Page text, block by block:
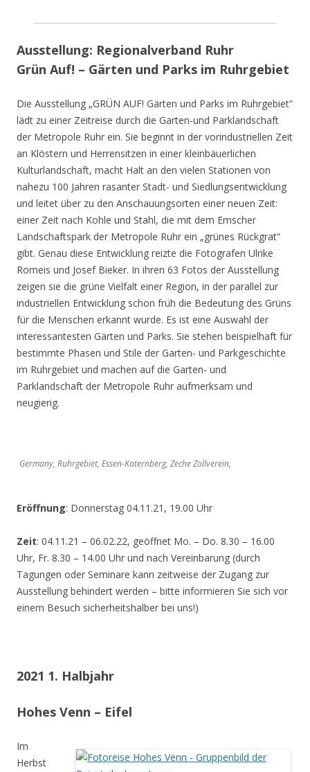
Ausstellung: Regionalverband Ruhr
Grün Auf! – Gärten und Parks im Ruhrgebiet
Die Ausstellung „GRÜN AUF! Gärten und Parks im Ruhrgebiet“
lädt zu einer Zeitreise durch die Garten-und Parklandschaft
der Metropole Ruhr ein. Sie beginnt in der vorindustriellen Zeit
an Klöstern und Herrensitzen in einer kleinbäuerlichen
Kulturlandschaft, macht Halt an den vielen Stationen von
nahezu 100 Jahren rasanter Stadt- und Siedlungsentwicklung
und leitet über zu den Anschauungsorten einer neuen Zeit:
einer Zeit nach Kohle und Stahl, die mit dem Emscher
Landschaftspark der Metropole Ruhr ein „grünes Rückgrat“
gibt. Genau diese Entwicklung reizte die Fotografen Ulrike
Romeis und Josef Bieker. In ihren 63 Fotos der Ausstellung
zeigen sie die grüne Vielfalt einer Region, in der parallel zur
industriellen Entwicklung schon früh die Bedeutung des Grüns
für die Menschen erkannt wurde. Es ist eine Auswahl der
interessantesten Gärten und Parks. Sie stehen beispielhaft für
bestimmte Phasen und Stile der Garten- und Parkgeschichte
im Ruhrgebiet und machen auf die Garten- und
Parklandschaft der Metropole Ruhr aufmerksam und
neugierig.
Germany, Ruhrgebiet, Essen-Katernberg, Zeche Zollverein,
Eröffnung: Donnerstag 04.11.21, 19.00 Uhr
Zeit: 04.11.21 – 06.02.22, geöffnet Mo. – Do. 8.30 – 16.00
Uhr, Fr. 8.30 – 14.00 Uhr und nach Vereinbarung (durch
Tagungen oder Seminare kann zeitweise der Zugang zur
Ausstellung behindert werden – bitte informieren Sie sich vor
einem Besuch sicherheitshalber bei uns!)
2021 1. Halbjahr
Hohes Venn – Eifel
Im
Herbst